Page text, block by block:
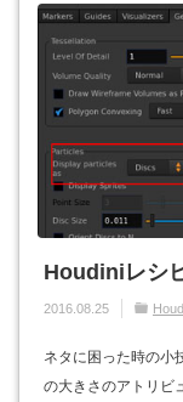
Houdiniレシ
2016.08.25
ネタに困った時の小
の大きさのアトリビ